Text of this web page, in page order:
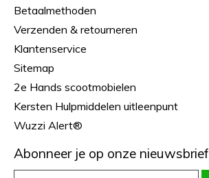
Betaalmethoden
Verzenden & retourneren
Klantenservice
Sitemap
2e Hands scootmobielen
Kersten Hulpmiddelen uitleenpunt
Wuzzi Alert®
Abonneer je op onze nieuwsbrief